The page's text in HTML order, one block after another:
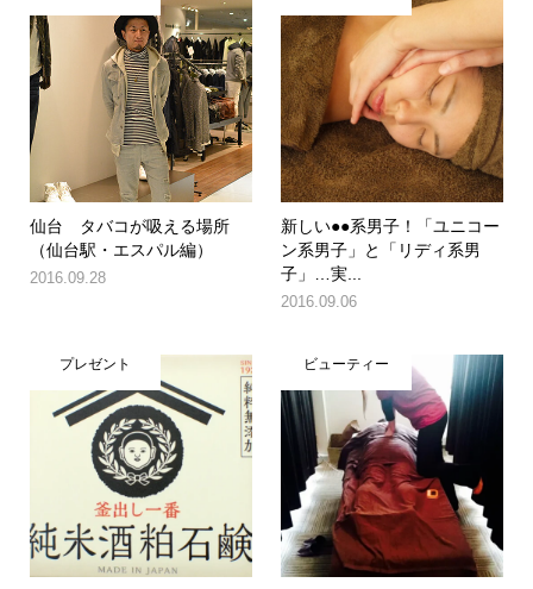
仙台 タバコが吸える場所
（仙台駅・エスパル編）
2016.09.28
新しい●●系男子！「ユニコー
ン系男子」と「リディ系男
子」…実...
2016.09.06
プレゼント ビューティー